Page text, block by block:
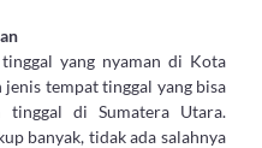
yang nyaman di Kota
tempat tinggal yang bisa
tinggal di Sumatera Utara.
banyak, tidak ada salahnya